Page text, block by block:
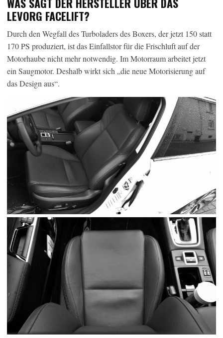
LEVORG FACELIFT?
Durch den Wegfall des Turboladers des Boxers, der jetzt 150 statt
170 PS produziert, ist das Einfallstor für die Frischluft auf der
Motorhaube nicht mehr notwendig. Im Motorraum arbeitet jetzt
ein Saugmotor. Deshalb wirkt sich „die neue Motorisierung auf
das Design aus“.